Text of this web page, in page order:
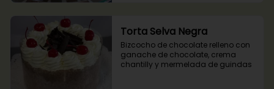
Torta Selva Negra
Bizcocho de chocolate relleno con
ganache de chocolate, crema
chantilly y mermelada de guindas